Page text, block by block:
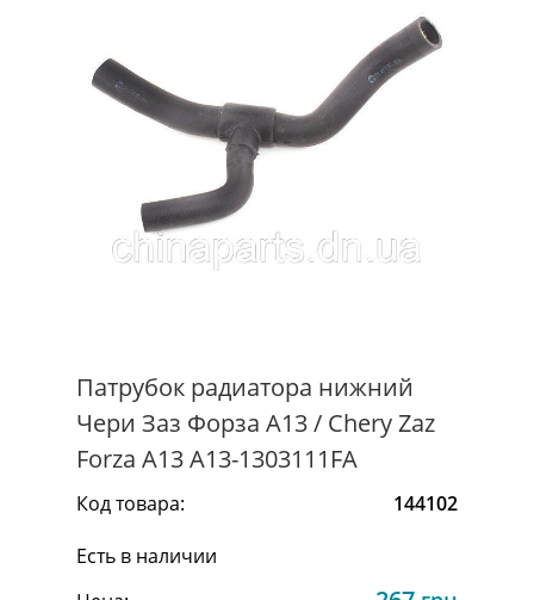
Патрубок радиатора нижний
Чери Заз Форза А13 / Chery Zaz
Forza A13 A13-1303111FA
Код товара:
144102
Есть в наличии